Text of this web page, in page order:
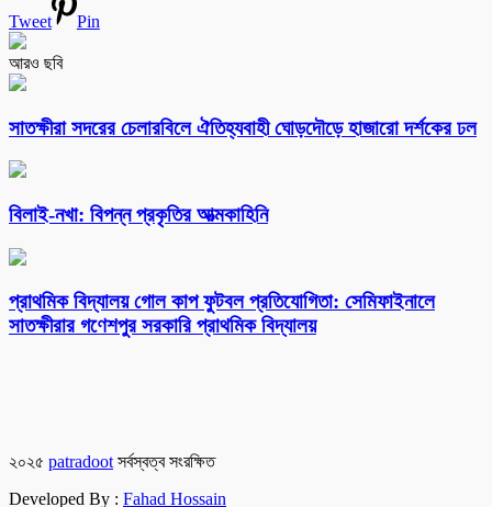
Tweet Pin
আরও ছবি
সাতক্ষীরা সদরের চেলারবিলে ঐতিহ্যবাহী ঘোড়দৌড়ে হাজারো দর্শকের ঢল
বিলাই-নখা: বিপন্ন প্রকৃতির আত্মকাহিনি
প্রাথমিক বিদ্যালয় গোল কাপ ফুটবল প্রতিযোগিতা: সেমিফাইনালে
সাতক্ষীরার গণেশপুর সরকারি প্রাথমিক বিদ্যালয়
২০২৫ patradoot সর্বস্বত্ব সংরক্ষিত
Developed By : Fahad Hossain